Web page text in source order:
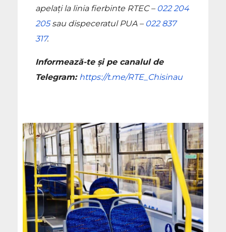
apelați la linia fierbinte RTEC – 022 204
205sau dispeceratul PUA – 022 837
317.
Informează-te și pe canalul de
Telegram: https://t.me/RTE_Chisinau